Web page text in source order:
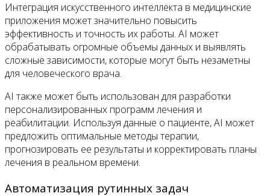
Интеграция искусственного интеллекта в медицинские
приложения может значительно повысить
эффективность и точность их работы. AI может
обрабатывать огромные объемы данных и выявлять
сложные зависимости, которые могут быть незаметны
для человеческого врача.
AI также может быть использован для разработки
персонализированных программ лечения и
реабилитации. Используя данные о пациенте, AI может
предложить оптимальные методы терапии,
прогнозировать ее результаты и корректировать планы
лечения в реальном времени.
Автоматизация рутинных задач